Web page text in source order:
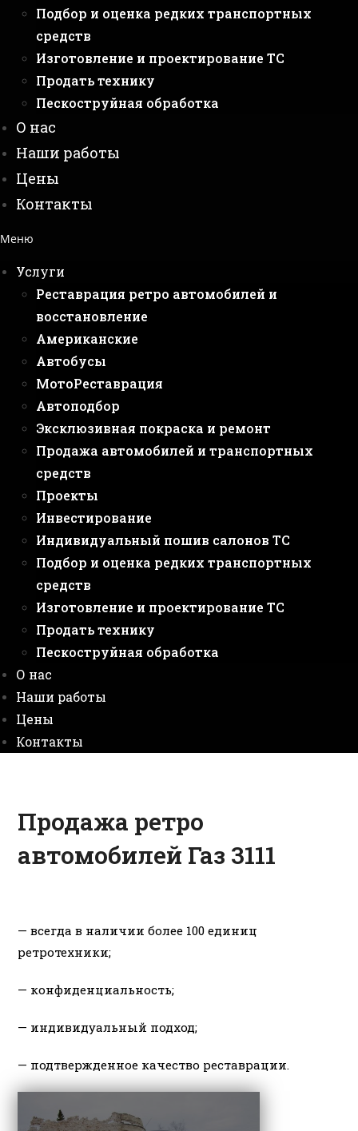
Подбор и оценка редких транспортных
средств
Изготовление и проектирование ТС
Продать технику
Пескоструйная обработка
О нас
Наши работы
Цены
Контакты
Меню
Услуги
Реставрация ретро автомобилей и
восстановление
Американские
Автобусы
МотоРеставрация
Автоподбор
Эксклюзивная покраска и ремонт
Продажа автомобилей и транспортных
средств
Проекты
Инвестирование
Индивидуальный пошив салонов ТС
Подбор и оценка редких транспортных
средств
Изготовление и проектирование ТС
Продать технику
Пескоструйная обработка
О нас
Наши работы
Цены
Контакты
Продажа ретро
автомобилей Газ 3111
— всегда в наличии более 100 единиц
ретротехники;
— конфиденциальность;
— индивидуальный подход;
— подтвержденное качество реставрации.